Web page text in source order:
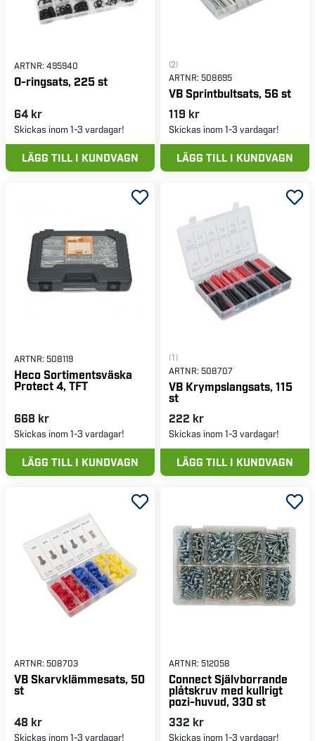
ARTNR: 495940
O-ringsats, 225 st
64 kr
Skickas inom 1-3 vardagar!
LÄGG TILL I KUNDVAGN
(2)
ARTNR: 508695
VB Sprintbultsats, 56 st
119 kr
Skickas inom 1-3 vardagar!
LÄGG TILL I KUNDVAGN
ARTNR: 508119
Heco Sortimentsväska
Protect 4, TFT
668 kr
Skickas inom 1-3 vardagar!
LÄGG TILL I KUNDVAGN
(1)
ARTNR: 508707
VB Krympslangsats, 115
st
222 kr
Skickas inom 1-3 vardagar!
LÄGG TILL I KUNDVAGN
ARTNR: 508703
VB Skarvklämmesats, 50
st
48 kr
Skickas inom 1-3 vardagar!
ARTNR: 512058
Connect Självborrande
plåtskruv med kullrigt
pozi-huvud, 330 st
332 kr
Skickas inom 1-3 vardagar!